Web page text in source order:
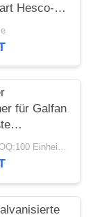
Hesco-
für
für Galfan
als
Hesco-
Negotiated MOQ:100 Einheiten